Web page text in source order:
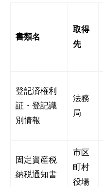
書類名
取得
先
登記済権利
証・登記識
別情報
法務
局
固定資産税
納税通知書
市区
町村
役場